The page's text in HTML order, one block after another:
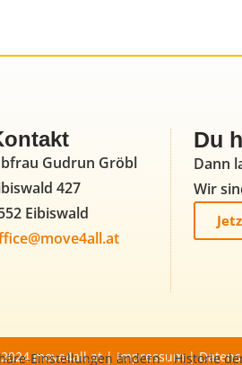
Gudrun Gröbl
427
Eibiswald
Du
Dann
Wir
move4all.at | Impressum|
Einstellungen ändern Historie